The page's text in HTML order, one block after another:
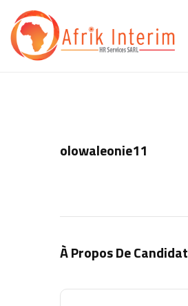
olowaleonie11
À Propos De Candidat